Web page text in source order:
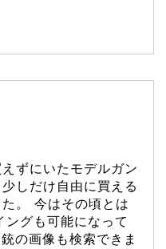
ずにいたモデルガン
しだけ自由に買える
。 今はその頃とは
グも可能になって
の画像も検索できま